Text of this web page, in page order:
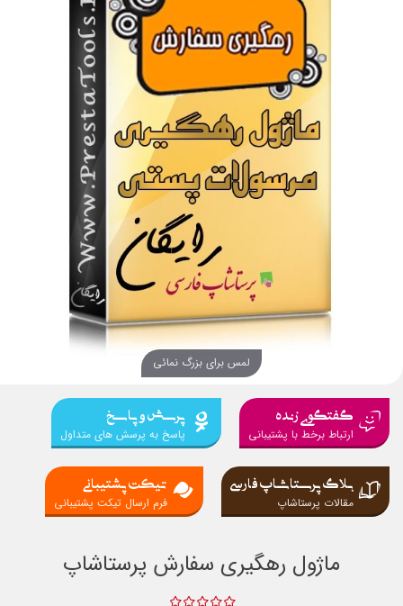
لمس برای بزرگ نمائی
گفتگوی زنده
ارتباط برخط با پشتیبانی
پرسش و پاسخ
پاسخ به پرسش های متداول
بلاگ پرستاشاپ فارسی
مقالات پرستاشاپ
تیکت پشتیبانی
فرم ارسال تیکت پشتیبانی
ماژول رهگیری سفارش پرستاشاپ